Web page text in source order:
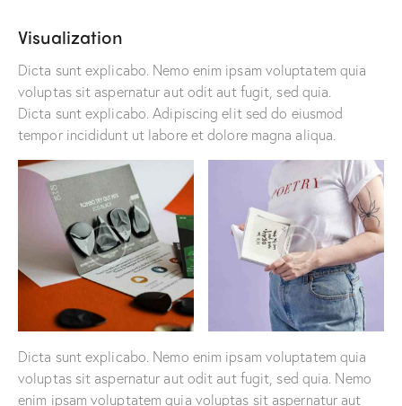
Visualization
Dicta sunt explicabo. Nemo enim ipsam voluptatem quia
voluptas sit aspernatur aut odit aut fugit, sed quia.
Dicta sunt explicabo. Adipiscing elit sed do eiusmod
tempor incididunt ut labore et dolore magna aliqua.
Dicta sunt explicabo. Nemo enim ipsam voluptatem quia
voluptas sit aspernatur aut odit aut fugit, sed quia. Nemo
enim ipsam voluptatem quia voluptas sit aspernatur aut